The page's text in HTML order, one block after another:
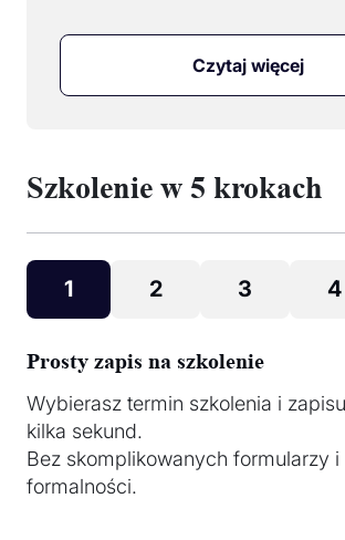
Czytaj więcej
Szkolenie w 5 krokach
1 2 3 4
Prosty zapis na szkolenie
Wybierasz termin szkolenia i
kilka sekund.
Bez skomplikowanych formularzy
formalności.